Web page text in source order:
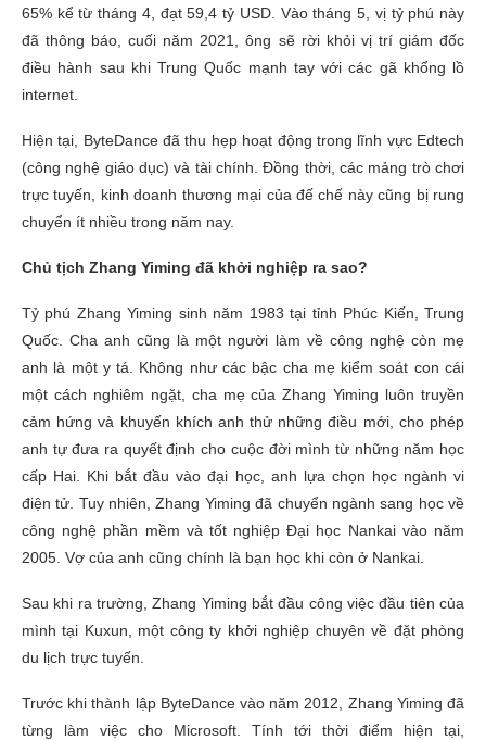
65% kể từ tháng 4, đạt 59,4 tỷ USD. Vào tháng 5, vị tỷ phú này
đã thông báo, cuối năm 2021, ông sẽ rời khỏi vị trí giám đốc
điều hành sau khi Trung Quốc mạnh tay với các gã khổng lồ
internet.
Hiện tại, ByteDance đã thu hẹp hoạt động trong lĩnh vực Edtech
(công nghệ giáo dục) và tài chính. Đồng thời, các mảng trò chơi
trực tuyến, kinh doanh thương mại của đế chế này cũng bị rung
chuyển ít nhiều trong năm nay.
Chủ tịch Zhang Yiming đã khởi nghiệp ra sao?
Tỷ phú Zhang Yiming sinh năm 1983 tại tỉnh Phúc Kiến, Trung
Quốc. Cha anh cũng là một người làm về công nghệ còn mẹ
anh là một y tá. Không như các bậc cha mẹ kiểm soát con cái
một cách nghiêm ngặt, cha mẹ của Zhang Yiming luôn truyền
cảm hứng và khuyến khích anh thử những điều mới, cho phép
anh tự đưa ra quyết định cho cuộc đời mình từ những năm học
cấp Hai. Khi bắt đầu vào đại học, anh lựa chọn học ngành vi
điện tử. Tuy nhiên, Zhang Yiming đã chuyển ngành sang học về
công nghệ phần mềm và tốt nghiệp Đại học Nankai vào năm
2005. Vợ của anh cũng chính là bạn học khi còn ở Nankai.
Sau khi ra trường, Zhang Yiming bắt đầu công việc đầu tiên của
mình tại Kuxun, một công ty khởi nghiệp chuyên về đặt phòng
du lịch trực tuyến.
Trước khi thành lập ByteDance vào năm 2012, Zhang Yiming đã
từng làm việc cho Microsoft. Tính tới thời điểm hiện tại,